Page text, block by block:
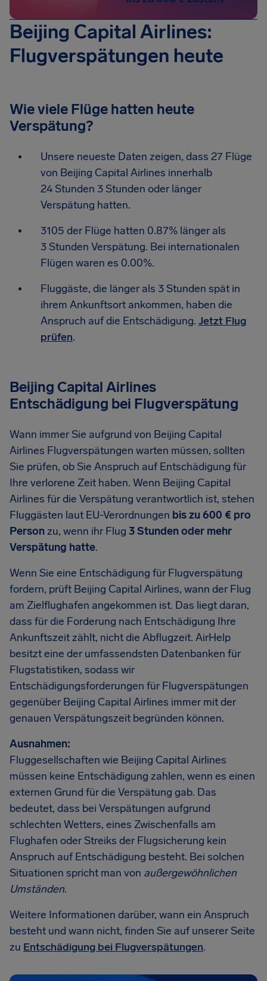
Beijing Capital Airlines:
Flugverspätungen heute
Wie viele Flüge hatten heute
Verspätung?
Unsere neueste Daten zeigen, dass 27 Flüge
von Beijing Capital Airlines innerhalb
24 Stunden 3 Stunden oder länger
Verspätung hatten.
3105 der Flüge hatten 0.87% länger als
3 Stunden Verspätung. Bei internationalen
Flügen waren es 0.00%.
Fluggäste, die länger als 3 Stunden spät in
ihrem Ankunftsort ankommen, haben die
Anspruch auf die Entschädigung. Jetzt Flug
prüfen.
Beijing Capital Airlines
Entschädigung bei Flugverspätung
Wann immer Sie aufgrund von Beijing Capital
Airlines Flugverspätungen warten müssen, sollten
Sie prüfen, ob Sie Anspruch auf Entschädigung für
Ihre verlorene Zeit haben. Wenn Beijing Capital
Airlines für die Verspätung verantwortlich ist, stehen
Fluggästen laut EU-Verordnungen bis zu 600 € pro
Personzu, wenn ihr Flug 3 Stunden oder mehr
Verspätung hatte.
Wenn Sie eine Entschädigung für Flugverspätung
fordern, prüft Beijing Capital Airlines, wann der Flug
am Zielflughafen angekommen ist. Das liegt daran,
dass für die Forderung nach Entschädigung Ihre
Ankunftszeit zählt, nicht die Abflugzeit. AirHelp
besitzt eine der umfassendsten Datenbanken für
Flugstatistiken, sodass wir
Entschädigungsforderungen für Flugverspätungen
gegenüber Beijing Capital Airlines immer mit der
genauen Verspätungszeit begründen können.
Ausnahmen:
Fluggesellschaften wie Beijing Capital Airlines
müssen keine Entschädigung zahlen, wenn es einen
externen Grund für die Verspätung gab. Das
bedeutet, dass bei Verspätungen aufgrund
schlechten Wetters, eines Zwischenfalls am
Flughafen oder Streiks der Flugsicherung kein
Anspruch auf Entschädigung besteht. Bei solchen
Situationen spricht man von außergewöhnlichen
Umständen.
Weitere Informationen darüber, wann ein Anspruch
besteht und wann nicht, finden Sie auf unserer Seite
zu Entschädigung bei Flugverspätungen.